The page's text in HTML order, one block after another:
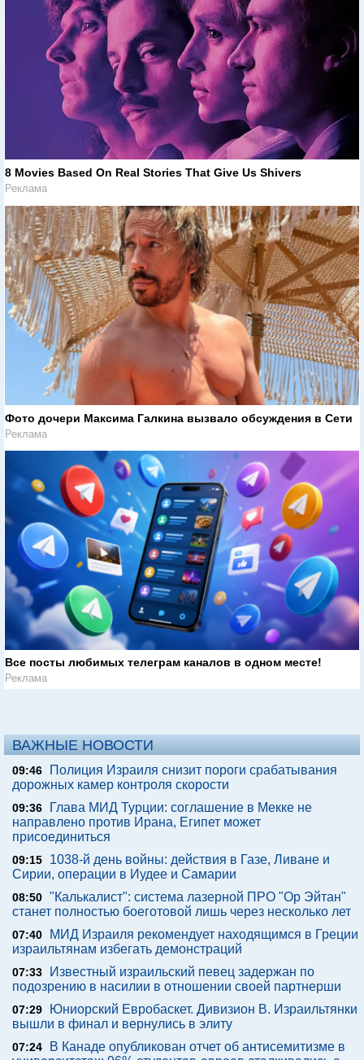
8 Movies Based On Real Stories That Give Us Shivers
Реклама
Фото дочери Максима Галкина вызвало обсуждения в Сети
Реклама
Все посты любимых телеграм каналов в одном месте!
Реклама
ВАЖНЫЕ НОВОСТИ
09:46
Полиция Израиля снизит пороги срабатывания
дорожных камер контроля скорости
09:36
Глава МИД Турции: соглашение в Мекке не
направлено против Ирана, Египет может
присоединиться
09:15
1038-й день войны: действия в Газе, Ливане и
Сирии, операции в Иудее и Самарии
08:50 "Калькалист": система лазерной ПРО "Ор Эйтан"
станет полностью боеготовой лишь через несколько лет
07:40
МИД Израиля рекомендует находящимся в Греции
израильтянам избегать демонстраций
07:33
Известный израильский певец задержан по
подозрению в насилии в отношении своей партнерши
07:29
Юниорский Евробаскет. Дивизион В. Израильтянки
вышли в финал и вернулись в элиту
07:24
В Канаде опубликован отчет об антисемитизме в